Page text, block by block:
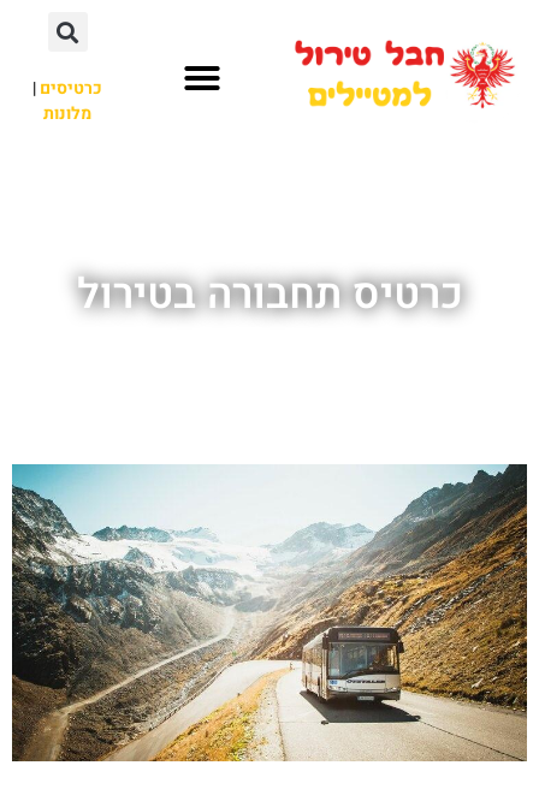
כרטיסים|
מלונות
כרטיס תחבורה בטירול